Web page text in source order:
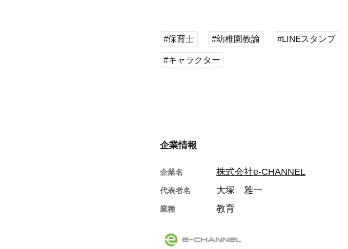
#保育士 #幼稚園教諭 #LINEスタンプ
#キャラクター
企業情報
企業名 株式会社e-CHANNEL
代表者名 大塚 雅一
業種 教育